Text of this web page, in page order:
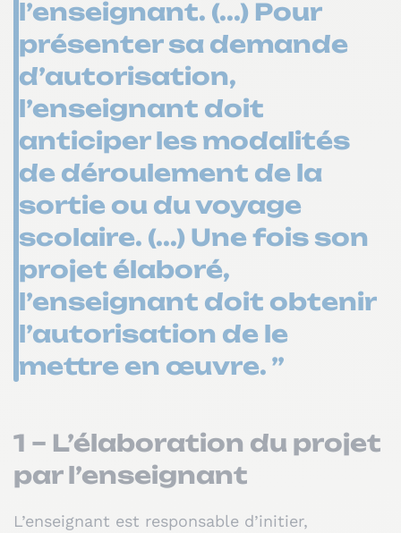
l’enseignant. (...) Pour
présenter sa demande
d’autorisation,
l’enseignant doit
anticiper les modalités
de déroulement de la
sortie ou du voyage
scolaire. (...) Une fois son
projet élaboré,
l’enseignant doit obtenir
l’autorisation de le
mettre en œuvre. ”
1 – L’élaboration du projet
par l’enseignant
L’enseignant est responsable d’initier,